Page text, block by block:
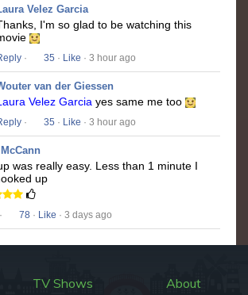
Velez Garcia
I'm so glad to be watching this
· 35 · Like · 3 hour ago
van der Giessen
Velez Garcia yes same me too
· 35 · Like · 3 hour ago
was really easy. Less than 1 minute I
up
· 78 · Like · 3 days ago
TV Shows About